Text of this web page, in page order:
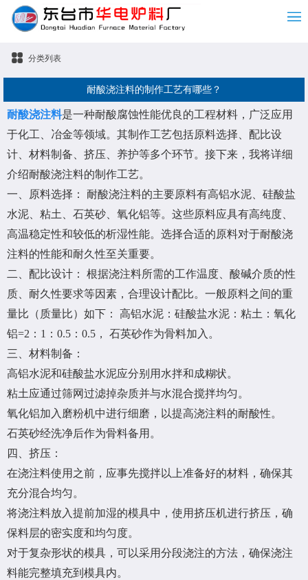
分类列表
耐酸浇注料的制作工艺有哪些？
耐酸浇注料是一种耐酸腐蚀性能优良的工程材料，广泛应用
于化工、冶金等领域。其制作工艺包括原料选择、配比设
计、材料制备、挤压、养护等多个环节。接下来，我将详细
介绍耐酸浇注料的制作工艺。
一、原料选择： 耐酸浇注料的主要原料有高铝水泥、硅酸盐
水泥、粘土、石英砂、氧化铝等。这些原料应具有高纯度、
高温稳定性和较低的析湿性能。选择合适的原料对于耐酸浇
注料的性能和耐久性至关重要。
二、配比设计： 根据浇注料所需的工作温度、酸碱介质的性
质、耐久性要求等因素，合理设计配比。一般原料之间的重
量比（质量比）如下： 高铝水泥：硅酸盐水泥：粘土：氧化
铝=2：1：0.5：0.5， 石英砂作为骨料加入。
三、材料制备：
高铝水泥和硅酸盐水泥应分别用水拌和成糊状。
粘土应通过筛网过滤掉杂质并与水混合搅拌均匀。
氧化铝加入磨粉机中进行细磨，以提高浇注料的耐酸性。
石英砂经洗净后作为骨料备用。
四、挤压：
在浇注料使用之前，应事先搅拌以上准备好的材料，确保其
充分混合均匀。
将浇注料放入提前加湿的模具中，使用挤压机进行挤压，确
保料层的密实度和均匀度。
对于复杂形状的模具，可以采用分段浇注的方法，确保浇注
料能完整填充到模具内。